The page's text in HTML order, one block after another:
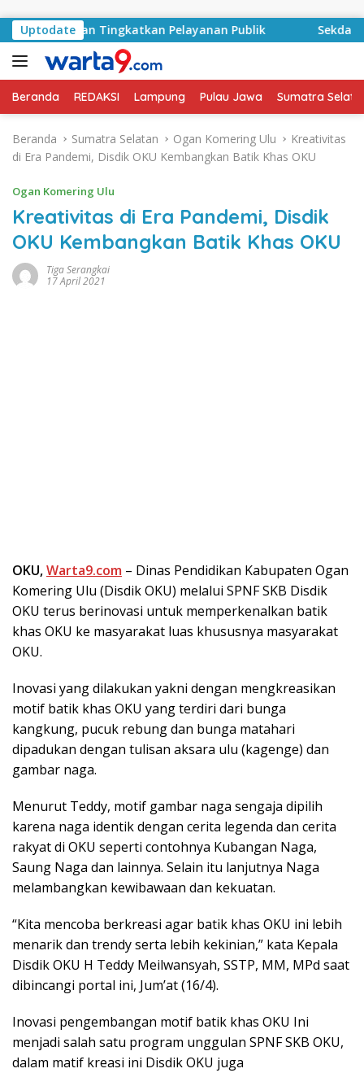
Uptodatedan Tingkatkan Pelayanan Publik Sekda
Beranda REDAKSI Lampung Pulau Jawa Sumatra
Beranda Sumatra Selatan Ogan Komering Ulu
Kreativitas
di Era Pandemi, Disdik OKU Kembangkan Batik Khas OKU
Ogan Komering Ulu
Kreativitas di Era Pandemi, Disdik
OKU Kembangkan Batik Khas OKU
Tiga Serangkai
17 April 2021
OKU,Warta9.com – Dinas Pendidikan Kabupaten Ogan
Komering Ulu (Disdik OKU) melalui SPNF SKB Disdik
OKU terus berinovasi untuk memperkenalkan batik
khas OKU ke masyarakat luas khususnya masyarakat
OKU.
Inovasi yang dilakukan yakni dengan mengkreasikan
motif batik khas OKU yang terdiri dari bunga
kangkung, pucuk rebung dan bunga matahari
dipadukan dengan tulisan aksara ulu (kagenge) dan
gambar naga.
Menurut Teddy, motif gambar naga sengaja dipilih
karena naga identik dengan cerita legenda dan cerita
rakyat di OKU seperti contohnya Kubangan Naga,
Saung Naga dan lainnya. Selain itu lanjutnya Naga
melambangkan kewibawaan dan kekuatan.
“Kita mencoba berkreasi agar batik khas OKU ini lebih
menarik dan trendy serta lebih kekinian,” kata Kepala
Disdik OKU H Teddy Meilwansyah, SSTP, MM, MPd saat
dibincangi portal ini, Jum’at (16/4).
Inovasi pengembangan motif batik khas OKU Ini
menjadi salah satu program unggulan SPNF SKB OKU,
dalam matif kreasi ini Disdik OKU juga